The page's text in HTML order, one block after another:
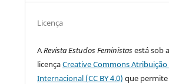
Licença
ARevista Estudos Feministasestá sob a
licençaCreative Commons Atribuição
Internacional (CC BY 4.0) que